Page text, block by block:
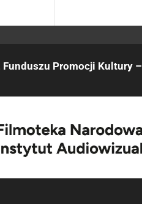
Promocji Kultury –